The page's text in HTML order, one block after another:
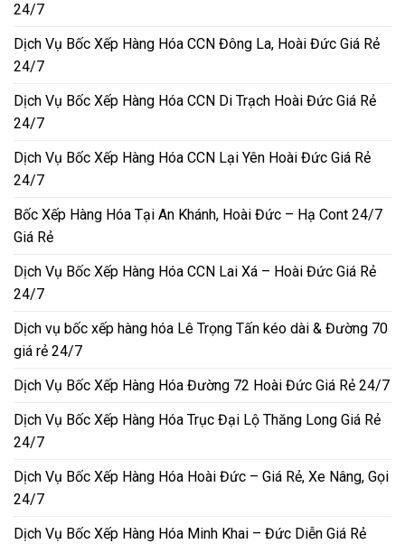
24/7
Dịch Vụ Bốc Xếp Hàng Hóa CCN Đông La, Hoài Đức Giá Rẻ
24/7
Dịch Vụ Bốc Xếp Hàng Hóa CCN Di Trạch Hoài Đức Giá Rẻ
24/7
Dịch Vụ Bốc Xếp Hàng Hóa CCN Lại Yên Hoài Đức Giá Rẻ
24/7
Bốc Xếp Hàng Hóa Tại An Khánh, Hoài Đức – Hạ Cont 24/7
Giá Rẻ
Dịch Vụ Bốc Xếp Hàng Hóa CCN Lai Xá – Hoài Đức Giá Rẻ
24/7
Dịch vụ bốc xếp hàng hóa Lê Trọng Tấn kéo dài & Đường 70
giá rẻ 24/7
Dịch Vụ Bốc Xếp Hàng Hóa Đường 72 Hoài Đức Giá Rẻ 24/7
Dịch Vụ Bốc Xếp Hàng Hóa Trục Đại Lộ Thăng Long Giá Rẻ
24/7
Dịch Vụ Bốc Xếp Hàng Hóa Hoài Đức – Giá Rẻ, Xe Nâng, Gọi
24/7
Dịch Vụ Bốc Xếp Hàng Hóa Minh Khai – Đức Diễn Giá Rẻ